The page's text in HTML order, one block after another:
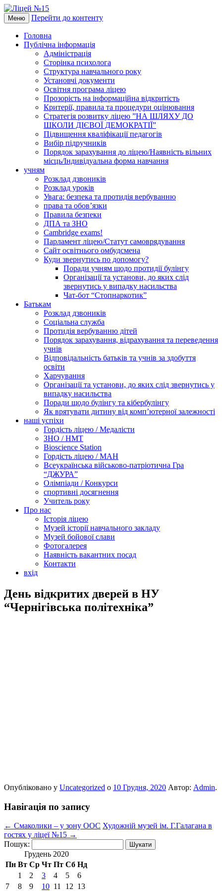
Меню Перейти до контенту
Головна
Публічна інформація
Адміністрація
Сторінка психолога
Структура навчального року
Установчі документи
Освітня програма ліцею
Прозорість на інформаційна відкритість
Критерії, правила та процедури оцінювання
Стратегія розвитку ліцею ”НА ШЛЯХУ ДО
ШКОЛИ ДІЄВОЇ ДЕМОКРАТІЇ”
Підвищення кваліфікації педагогів
Вибір підручників
Порядок зарахування до ліцею/Наявність вільних
місць/Індивідуальна форма навчання
учням
Розклад дзвоників
Розклад уроків
Увага: безпека та протидія вербуванню
права та обов’язки
Правила безпеки
ДПА та ЗНО
Cambridge exams!
Парламент ліцею/Статут самоврядування
Сайт освітнього омбудсмена
Куди звернутись по допомогу?
Поради учням щодо протидії булінгу
Організації та установи, до яких слід
звернутись у випадку насильства
Чат-бот “Стопнаркотик”
Батькам
Розклад дзвоників
Соціальна служба
Протидія вербуванню дітей
Порядок зарахування, відрахування та переведення
учнів
Відповідальність батьків та учнів за здобуття
освіти
Харчування
Організації та установи, до яких слід звернутись у
випадку насильства
Поради щодо булінгу та кібербулінгу
Як врятувати дитину від комп’ютерної залежності
наші успіхи
Гордість ліцею / Медалісти
ЗНО / НМТ
Bioscience Station
Гордість ліцею / МАН
Всеукраїнська військово-патріотична Гра
“ДЖУРА”
Олімпіади / Конкурси
спортивні досягнення
Учитель року
Про нас
Історія ліцею
Музей історії навчального закладу
Музей бойової слави
Фотогалерея
Наявність вакантних посад
Контакти
вхід
День відкритих дверей в НУ
“Чернігівська політехніка”
Опубліковано у Uncategorized о 10 Грудня, 2020 Автор: Admin.
Навігація по запису
← Смаколики – у зону ООС Художній музей ім. Г.Галагана в
гостях у ліцеї №15 →
Пошук:
Грудень 2020
Пн Вт Ср Чт Пт Сб Нд
1
2 3 4 5
6
7
8 9 10 11 12 13